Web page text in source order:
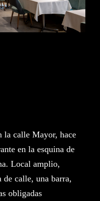
la calle Mayor, hace
en la esquina de
Local amplio,
calle, una barra,
obligadas